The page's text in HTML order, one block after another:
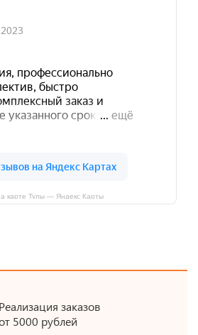
карте Тулы — Яндекс Карты
Реализация заказов
5000 рублей